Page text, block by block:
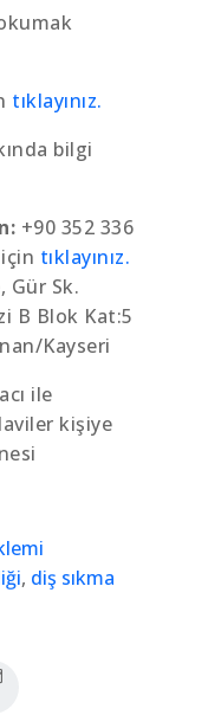
tıklayınız.
bilgi
+90 352 336
tıklayınız.
Gür Sk.
B Blok Kat:5
Kayseri
ile
kişiye
, diş sıkma